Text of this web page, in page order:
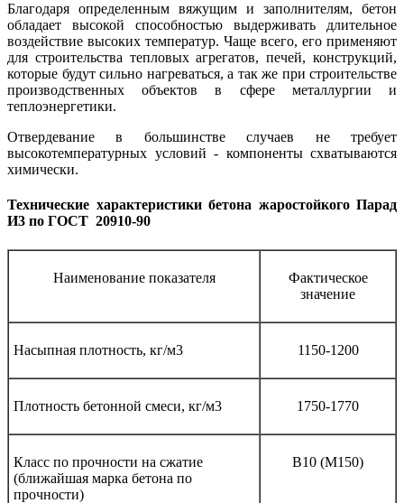
Благодаря определенным вяжущим и заполнителям, бетон
обладает высокой способностью выдерживать длительное
воздействие высоких температур. Чаще всего, его применяют
для строительства тепловых агрегатов, печей, конструкций,
которые будут сильно нагреваться, а так же при строительстве
производственных объектов в сфере металлургии и
теплоэнергетики.
Отвердевание в большинстве случаев не требует
высокотемпературных условий - компоненты схватываются
химически.
Технические характеристики бетона жаростойкого Парад
И3 по ГОСТ 20910-90
Наименование показателя
Фактическое
значение
Насыпная плотность, кг/м3 1150-1200
Плотность бетонной смеси, кг/м3 1750-1770
Класс по прочности на сжатие
(ближайшая марка бетона по
прочности)
В10 (М150)